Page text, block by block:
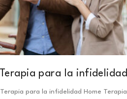
Terapia para la infidelidad
Terapia para la infidelidad Home Terapia